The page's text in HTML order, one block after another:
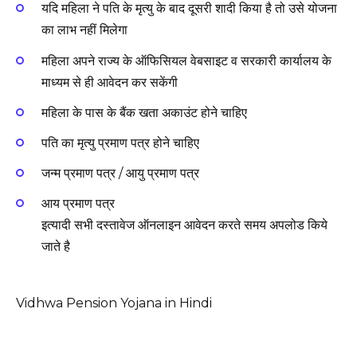
यदि महिला ने पति के मृत्यु के बाद दूसरी शादी किया है तो उसे योजना
का लाभ नहीं मिलेगा
महिला अपने राज्य के ऑफिसियल वेबसाइट व सरकारी कार्यालय के
माध्यम से ही आवेदन कर सकेंगी
महिला के पास के बैंक खता अकाउंट होने चाहिए
पति का मृत्यु प्रमाण पत्र होने चाहिए
जन्म प्रमाण पत्र / आयु प्रमाण पत्र
आय प्रमाण पत्र
इत्यादी सभी दस्तावेज ऑनलाइन आवेदन करते समय अपलोड किये
जाते है
Vidhwa Pension Yojana in Hindi